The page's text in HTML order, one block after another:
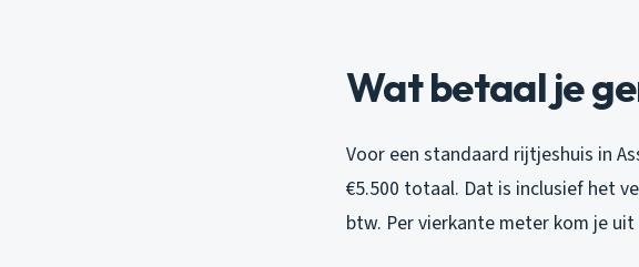
Wat betaal je
Voor een standaard rijtjeshuis in
€5.500 totaal. Dat is inclusief het
btw. Per vierkante meter kom je